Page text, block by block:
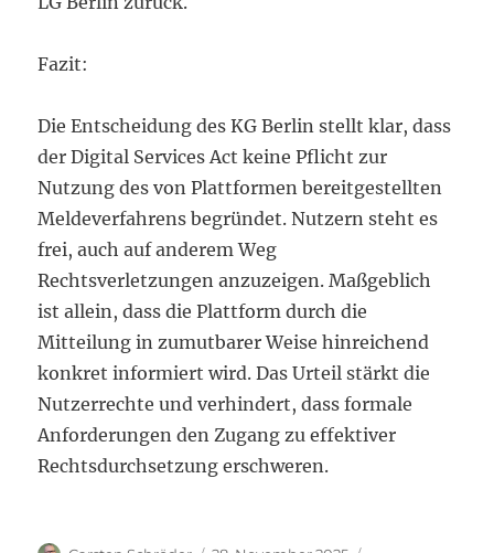
Fazit:
Die Entscheidung des KG Berlin stellt klar, dass
der Digital Services Act keine Pflicht zur
Nutzung des von Plattformen bereitgestellten
Meldeverfahrens begründet. Nutzern steht es
frei, auch auf anderem Weg
Rechtsverletzungen anzuzeigen. Maßgeblich
ist allein, dass die Plattform durch die
Mitteilung in zumutbarer Weise hinreichend
konkret informiert wird. Das Urteil stärkt die
Nutzerrechte und verhindert, dass formale
Anforderungen den Zugang zu effektiver
Rechtsdurchsetzung erschweren.